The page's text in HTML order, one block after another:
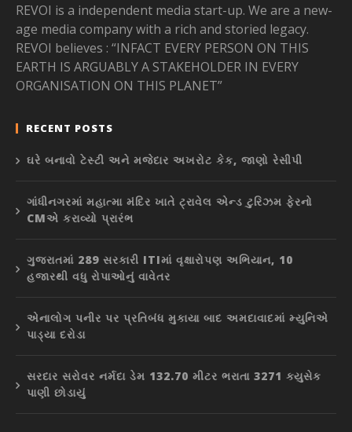
REVOI is a independent media start-up. We are a new-
age media company with a rich and storied legacy.
REVOI believes : “INFACT EVERY PERSON ON THIS
EARTH IS ARGUABLY A STAKEHOLDER IN EVERY
ORGANISATION ON THIS PLANET”
RECENT POSTS
ઘરે બનાવો ટેસ્ટી અને મજેદાર અખરોટ કેક, જાણો રેસીપી
ગાંધીનગરમાં મહાત્મા મંદિર ખાતે ટ્રાવેલ એન્ડ ટુરિઝમ ફેરનો
CMએ કરાવ્યો પ્રારંભ
ગુજરાતમાં 289 સરકારી ITIમાં વૃક્ષારોપણ અભિયાન, 10
હજારથી વધુ રોપાઓનું વાવેતર
એનાલોગ પનીર પર પ્રતિબંધ મુકાયા બાદ અમદાવાદમાં મ્યુનિએ
પાડ્યા દરોડા
સરદાર સરોવર નર્મદા ડેમ 132.70 મીટર ભરાતા 3271 ક્યુસેક
પાણી છોડાયું